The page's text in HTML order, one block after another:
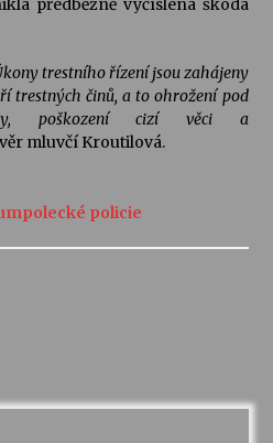
kousek za Humpolec. V Želivě ožije
Čapka
Michala Novenka v Klášteře
– Malovaný svět
předběžně vyčíslená škoda
trestního řízení jsou zahájeny
trestných činů, a to ohrožení pod
poškození cizí věci a
mluvčí Kroutilová.
policie